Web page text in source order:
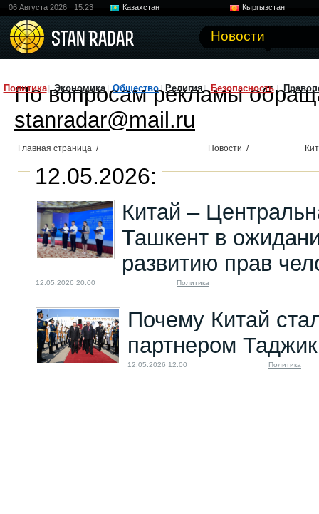
06 Августа 2026 15:23 Казахстан
Кыргызстан
Новости
Политика Экономика Общество Религия Безопасность
По вопросам рекламы
stanradar@mail.ru
Главная страница / Новости /
12.05.2026:
Китай –
Ташкент в
развитию прав
12.05.2026 20:00 Политика
Почему Китай
партнером
12.05.2026 12:00 Политика